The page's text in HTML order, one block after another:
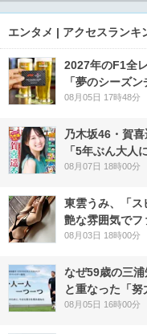
エンタメ | アクセスランキ
2027年のF1全
「夢のシーズ
08月05日 17時48分
乃木坂46・賀
「5年ぶん大人
08月07日 18時00分
東雲うみ、「ス
艶な雰囲気でフ
08月03日 18時00分
なぜ59歳の三
と重なった「努
08月05日 16時00分